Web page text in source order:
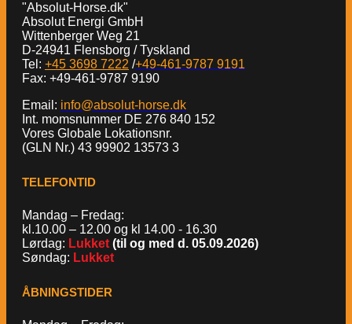
"Absolut-Horse.dk"
Absolut Energi GmbH
Wittenberger Weg 21
D-24941 Flensborg / Tyskland
Tel: +45 3698 7222 /+49-461-9787 9191
Fax: +49-461-9787 9190
Email: info@absolut-horse.dk
Int. momsnummer DE 276 840 152
Vores Globale Lokationsnr.
(GLN Nr.) 43 99902 13573 3
TELEFONTID
Mandag – Fredag:
kl.10.00 – 12.00 og kl 14.00 - 16.30
Lørdag: Lukket (til og med d. 05.09.2026)
Søndag: Lukket
ÅBNINGSTIDER